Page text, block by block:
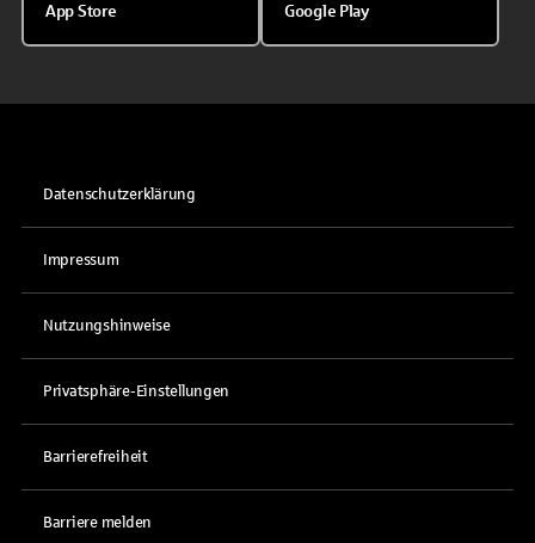
App Store Google Play
Datenschutzerklärung
Impressum
Nutzungshinweise
Privatsphäre-Einstellungen
Barrierefreiheit
Barriere melden